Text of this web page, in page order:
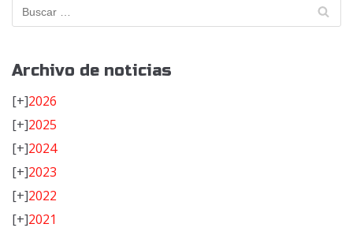
Archivo de noticias
[+]2026
[+]2025
[+]2024
[+]2023
[+]2022
[+]2021